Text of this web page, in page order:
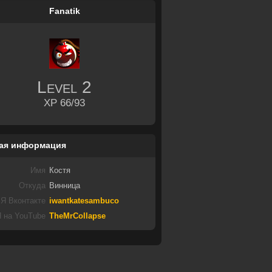
Fanatik
Level 2
XP 66/93
информация
Имя
Костя
Откуда Винница
Я Вконтакте iwantkatesambuco
на YouTube TheMrCollapse